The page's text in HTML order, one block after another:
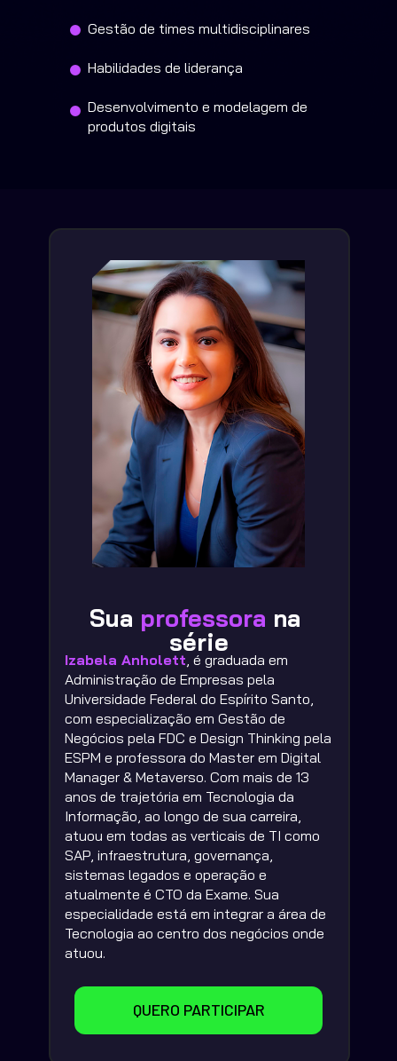
Gestão de times multidisciplinares
Habilidades de liderança
Desenvolvimento e modelagem de
produtos digitais
Sua professora na
série
Izabela Anholett , é graduada em
Administração de Empresas pela
Universidade Federal do Espírito Santo,
com especialização em Gestão de
Negócios pela FDC e Design Thinking pela
ESPM e professora do Master em Digital
Manager & Metaverso. Com mais de 13
anos de trajetória em Tecnologia da
Informação, ao longo de sua carreira,
atuou em todas as verticais de TI como
SAP, infraestrutura, governança,
sistemas legados e operação e
atualmente é CTO da Exame. Sua
especialidade está em integrar a área de
Tecnologia ao centro dos negócios onde
atuou.
QUERO PARTICIPAR